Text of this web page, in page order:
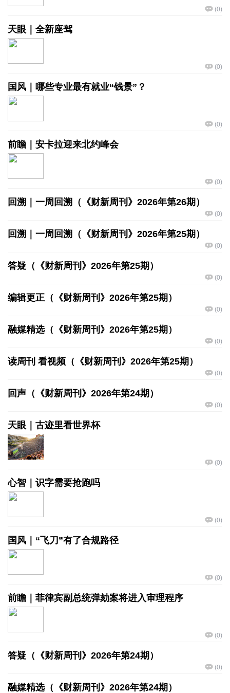
(0)
天眼｜全新座驾
(0)
国风｜哪些专业最有就业“钱景”？
(0)
前瞻｜安卡拉迎来北约峰会
(0)
回溯｜一周回溯（《财新周刊》2026年第26期）
(0)
回溯｜一周回溯（《财新周刊》2026年第25期）
(0)
答疑（《财新周刊》2026年第25期）
(0)
编辑更正（《财新周刊》2026年第25期）
(0)
融媒精选（《财新周刊》2026年第25期）
(0)
读周刊 看视频（《财新周刊》2026年第25期）
(0)
回声（《财新周刊》2026年第24期）
(0)
天眼｜古迹里看世界杯
(0)
心智｜识字需要抢跑吗
(0)
国风｜“飞刀”有了合规路径
(0)
前瞻｜菲律宾副总统弹劾案将进入审理程序
(0)
答疑（《财新周刊》2026年第24期）
(0)
融媒精选（《财新周刊》2026年第24期）